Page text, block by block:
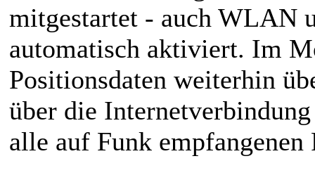
mitgestartet - auch WLAN
automatisch aktiviert. Im
Positionsdaten weiterhin
über die
alle auf Funk